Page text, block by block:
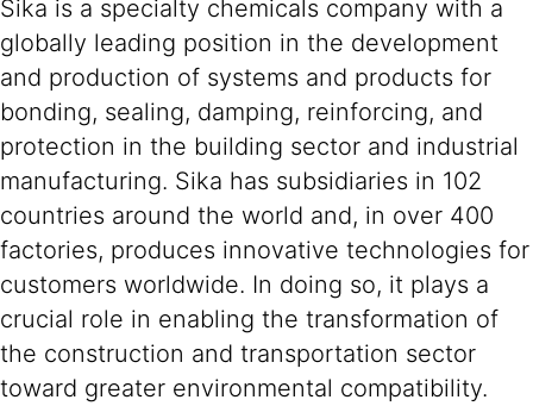
Sika is a specialty chemicals company with a
globally leading position in the development
and production of systems and products for
bonding, sealing, damping, reinforcing, and
protection in the building sector and industrial
manufacturing. Sika has subsidiaries in 102
countries around the world and, in over 400
factories, produces innovative technologies for
customers worldwide. In doing so, it plays a
crucial role in enabling the transformation of
the construction and transportation sector
toward greater environmental compatibility.